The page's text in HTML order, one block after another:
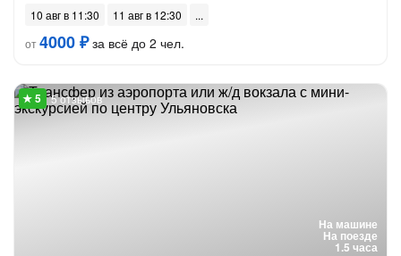
10 авг в 11:30
11 авг в 12:30
от4000 ₽за всё до 2 чел.
На машине
На поезде
1.5 часа
5 отзывов